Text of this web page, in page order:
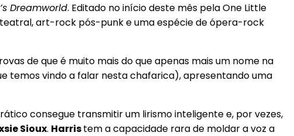
Dreamworld. Editado no início deste mês pela One Little
art-rock pós-punk e uma espécie de ópera-rock
de que é muito mais do que apenas mais um nome na
temos vindo a falar nesta chafarica), apresentando uma
consegue transmitir um lirismo inteligente e, por vezes,
Sioux. Harristem a capacidade rara de moldar a voz a